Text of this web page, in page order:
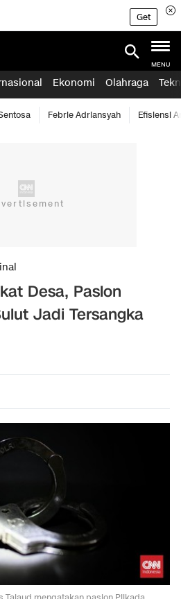
Get
MENU
Ekonomi Olahraga
Febrie Adriansyah Efisiensi
Desa, Paslon
Jadi Tersangka